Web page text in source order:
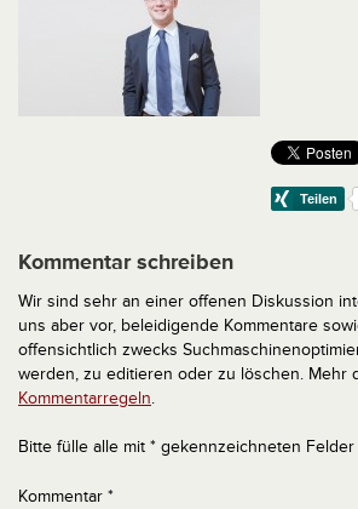
Kommentar schreiben
Wir sind sehr an einer offenen Diskussion
uns aber vor, beleidigende Kommentare
offensichtlich zwecks
werden, zu editieren oder zu löschen. Mehr
Kommentarregeln.
Bitte fülle alle mit * gekennzeichneten Felder
Kommentar *